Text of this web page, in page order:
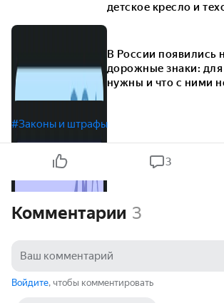
детское кресло и
В России появились
дорожные знаки: для
нужны и что с ними
#Законы и штрафы
3
Комментарии 3
Войдите, чтобы комментировать